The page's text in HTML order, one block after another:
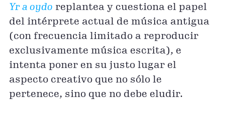
Yr a oydo replantea y cuestiona el papel
del intérprete actual de música antigua
(con frecuencia limitado a reproducir
exclusivamente música escrita), e
intenta poner en su justo lugar el
aspecto creativo que no sólo le
pertenece, sino que no debe eludir.